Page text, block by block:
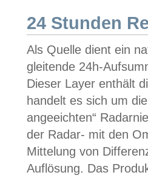
24 Stunden
Als Quelle dient ein
gleitende 24h-
Dieser Layer enthält
handelt es sich um
angeeichten“
der Radar- mit den
Mittelung von
Auflösung. Das